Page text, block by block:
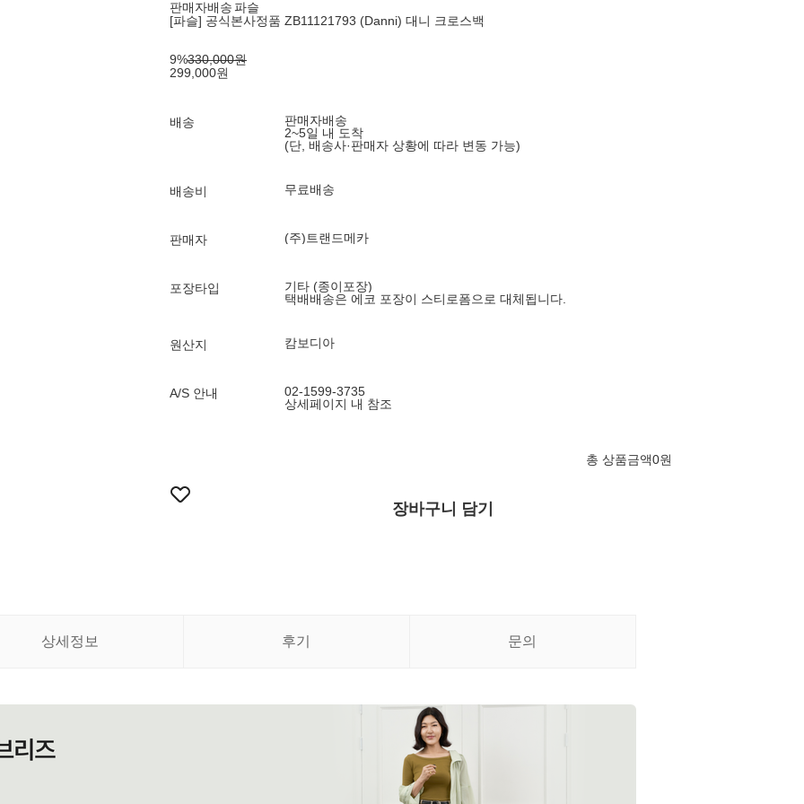
판매자배송파슬
[파슬] 공식본사정품 ZB11121793 (Danni) 대니 크로스백
9%330,000원
299,000원
배송
판매자배송
2~5일 내 도착
(단, 배송사·판매자 상황에 따라 변동 가능)
배송비 무료배송
판매자 (주)트랜드메카
포장타입
기타 (종이포장)
택배배송은 에코 포장이 스티로폼으로 대체됩니다.
원산지 캄보디아
A/S 안내
02-1599-3735
상세페이지 내 참조
총 상품금액0원
장바구니 담기
상세정보 후기 문의